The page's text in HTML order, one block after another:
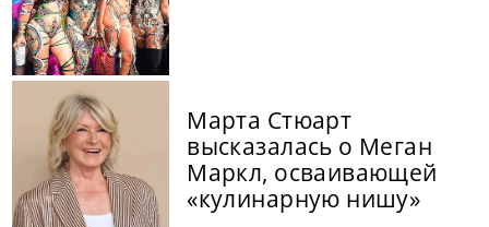
Марта Стюарт
высказалась о Меган
Маркл, осваивающей
«кулинарную нишу»